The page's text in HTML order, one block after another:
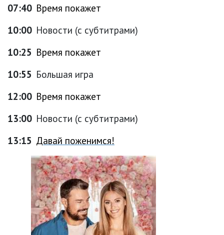
07:40 Время покажет
10:00 Новости (с субтитрами)
10:25 Время покажет
10:55 Большая игра
12:00 Время покажет
13:00 Новости (с субтитрами)
13:15 Давай поженимся!